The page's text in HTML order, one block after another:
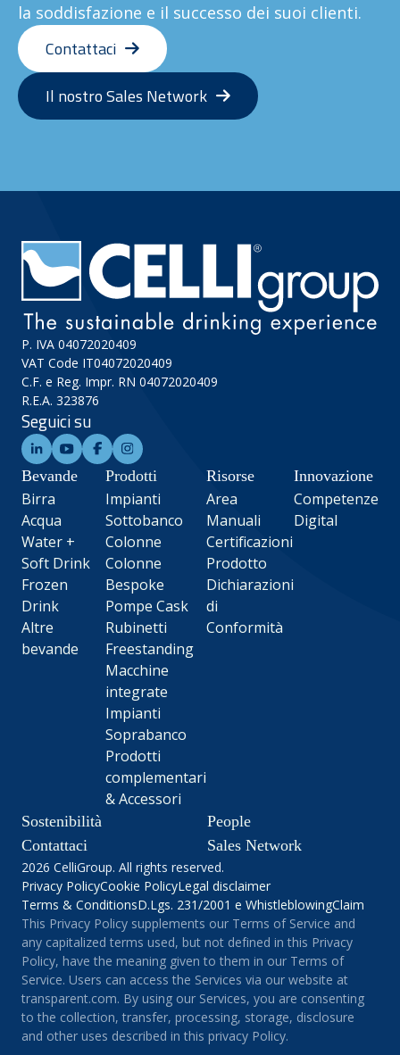
la soddisfazione e il successo dei suoi clienti.
Contattaci
Il nostro Sales Network
P. IVA 04072020409
VAT Code IT04072020409
C.F. e Reg. Impr. RN 04072020409
R.E.A. 323876
Seguici su
Bevande
Birra
Acqua
Water +
Soft Drink
Frozen
Drink
Altre
bevande
Prodotti
Impianti
Sottobanco
Colonne
Colonne
Bespoke
Pompe Cask
Rubinetti
Freestanding
Macchine
integrate
Impianti
Soprabanco
Prodotti
complementari
& Accessori
Risorse
Area
Manuali
Certificazioni
Prodotto
Dichiarazioni
di
Conformità
Innovazione
Competenze
Digital
Sostenibilità
People
Contattaci
Sales Network
2026 CelliGroup. All rights reserved.
Privacy PolicyCookie PolicyLegal disclaimer
Terms & ConditionsD.Lgs. 231/2001 e WhistleblowingClaim
This Privacy Policy supplements our Terms of Service and
any capitalized terms used, but not defined in this Privacy
Policy, have the meaning given to them in our Terms of
Service. Users can access the Services via our website at
transparent.com. By using our Services, you are consenting
to the collection, transfer, processing, storage, disclosure
and other uses described in this privacy Policy.